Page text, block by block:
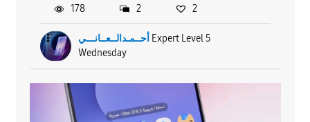
أحــمـدالــعــانـــي Expert Level 5
Wednesday
178 2 2